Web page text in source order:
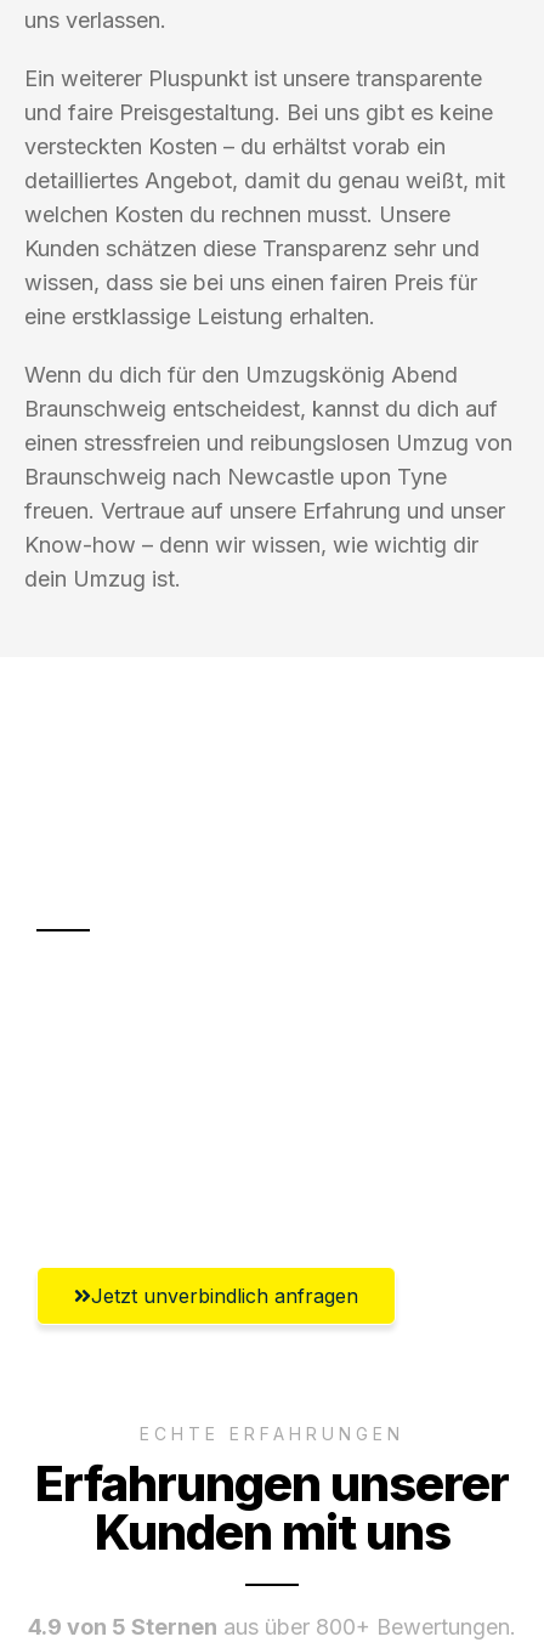
uns verlassen.
Ein weiterer Pluspunkt ist unsere transparente
und faire Preisgestaltung. Bei uns gibt es keine
versteckten Kosten – du erhältst vorab ein
detailliertes Angebot, damit du genau weißt, mit
welchen Kosten du rechnen musst. Unsere
Kunden schätzen diese Transparenz sehr und
wissen, dass sie bei uns einen fairen Preis für
eine erstklassige Leistung erhalten.
Wenn du dich für den Umzugskönig Abend
Braunschweig entscheidest, kannst du dich auf
einen stressfreien und reibungslosen Umzug von
Braunschweig nach Newcastle upon Tyne
freuen. Vertraue auf unsere Erfahrung und unser
Know-how – denn wir wissen, wie wichtig dir
dein Umzug ist.
Jetzt unverbindlich anfragen
ECHTE ERFAHRUNGEN
Erfahrungen unserer
Kunden mit uns
4.9 von 5 Sternen aus über 800+ Bewertungen.